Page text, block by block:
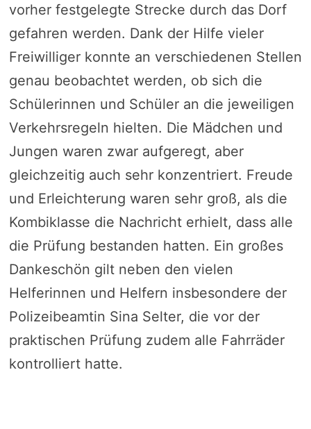
vorher festgelegte Strecke durch das Dorf
gefahren werden. Dank der Hilfe vieler
Freiwilliger konnte an verschiedenen Stellen
genau beobachtet werden, ob sich die
Schülerinnen und Schüler an die jeweiligen
Verkehrsregeln hielten. Die Mädchen und
Jungen waren zwar aufgeregt, aber
gleichzeitig auch sehr konzentriert. Freude
und Erleichterung waren sehr groß, als die
Kombiklasse die Nachricht erhielt, dass alle
die Prüfung bestanden hatten. Ein großes
Dankeschön gilt neben den vielen
Helferinnen und Helfern insbesondere der
Polizeibeamtin Sina Selter, die vor der
praktischen Prüfung zudem alle Fahrräder
kontrolliert hatte.